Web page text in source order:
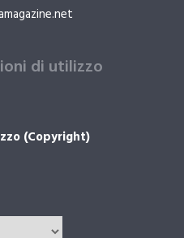
di utilizzo
(Copyright)